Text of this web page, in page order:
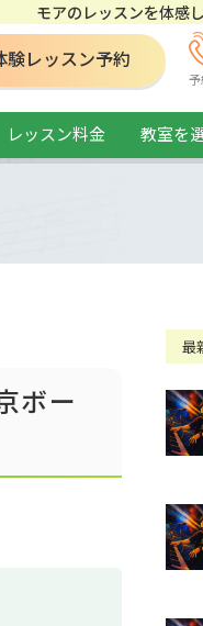
モアのレッスンを体感
験レッスン予約
レッスン料金 教室を
ボー
最